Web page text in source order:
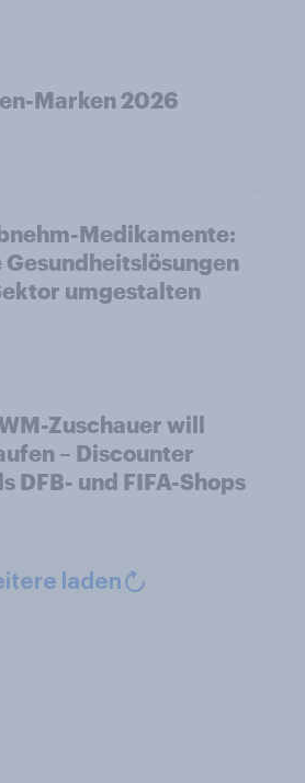
Marken 2026
Medikamente:
Gesundheitslösungen
umgestalten
Zuschauer will
– Discounter
DFB- und FIFA-Shops
laden